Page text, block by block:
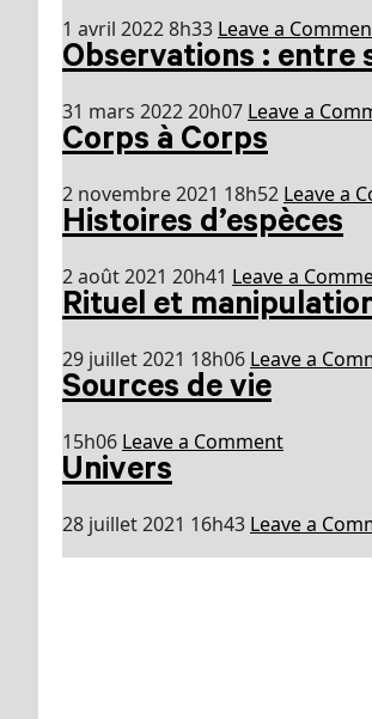
1 avril 2022 8h33 Leave a
Observations :
31 mars 2022 20h07 Leave a
Corps à Corps
2 novembre 2021 18h52 Leave a
Histoires d’espèces
2 août 2021 20h41 Leave a
Rituel et
29 juillet 2021 18h06 Leave a
Sources de vie
15h06 Leave a Comment
Univers
28 juillet 2021 16h43 Leave a